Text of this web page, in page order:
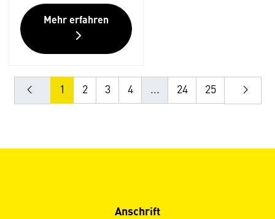
Mehr erfahren
1 2 3 4 ... 24 25
Anschrift